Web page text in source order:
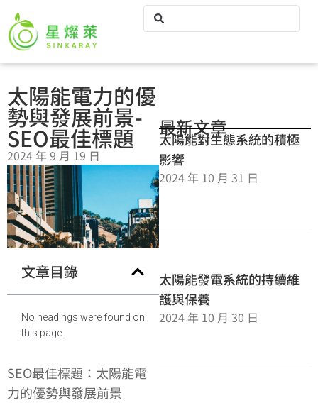
太陽能電力的優
勢與發展前景-
SEO最佳標題
2024 年 9 月 19 日
文章目錄
No headings were found on
this page.
SEO最佳標題：太陽能電
力的優勢與發展前景
最新文章
太陽能對生態系統的積極
影響
2024 年 10 月 31 日
太陽能發電系統的持續維
護與保養
2024 年 10 月 30 日